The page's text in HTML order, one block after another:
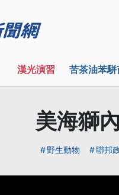
漢光演習 苦茶油苯
美海獅
野生動物 聯邦